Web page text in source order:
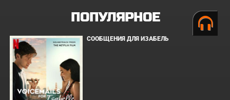
ПОПУЛЯРНОЕ
СООБЩЕНИЯ ДЛЯ ИЗАБЕЛЬ